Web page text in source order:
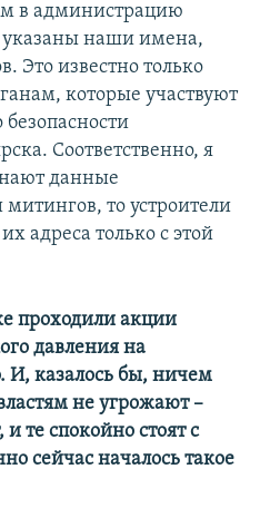
в администрацию
указаны наши имена,
Это известно только
которые участвуют
Соответственно, я
данные
то устроители
адреса только с этой
проходили акции
давления на
И, казалось бы, ничем
не угрожают –
те спокойно стоят с
сейчас началось такое